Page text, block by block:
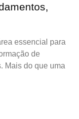
essencial para
de
Mais do que uma